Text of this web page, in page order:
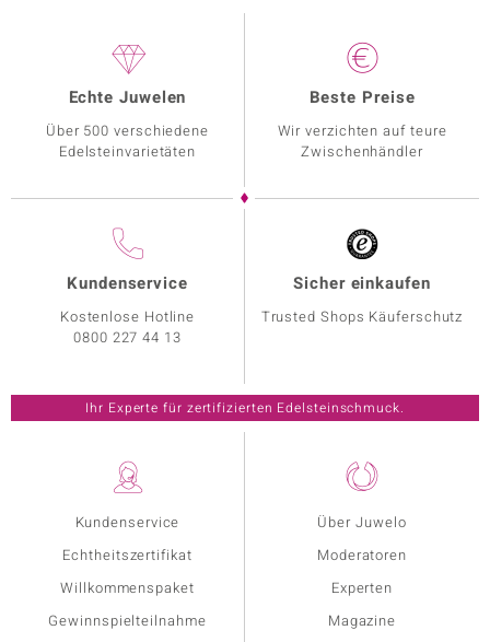
Kundenservice
Echtheitszertifikat
Willkommenspaket
Gewinnspielteilnahme
Über Juwelo
Moderatoren
Experten
Magazine
Echte Juwelen
Über 500 verschiedene
Edelsteinvarietäten
Beste Preise
Wir verzichten auf teure
Zwischenhändler
Kundenservice
Kostenlose Hotline
0800 227 44 13
Sicher einkaufen
Trusted Shops Käuferschutz
Ihr Experte für zertifizierten Edelsteinschmuck.